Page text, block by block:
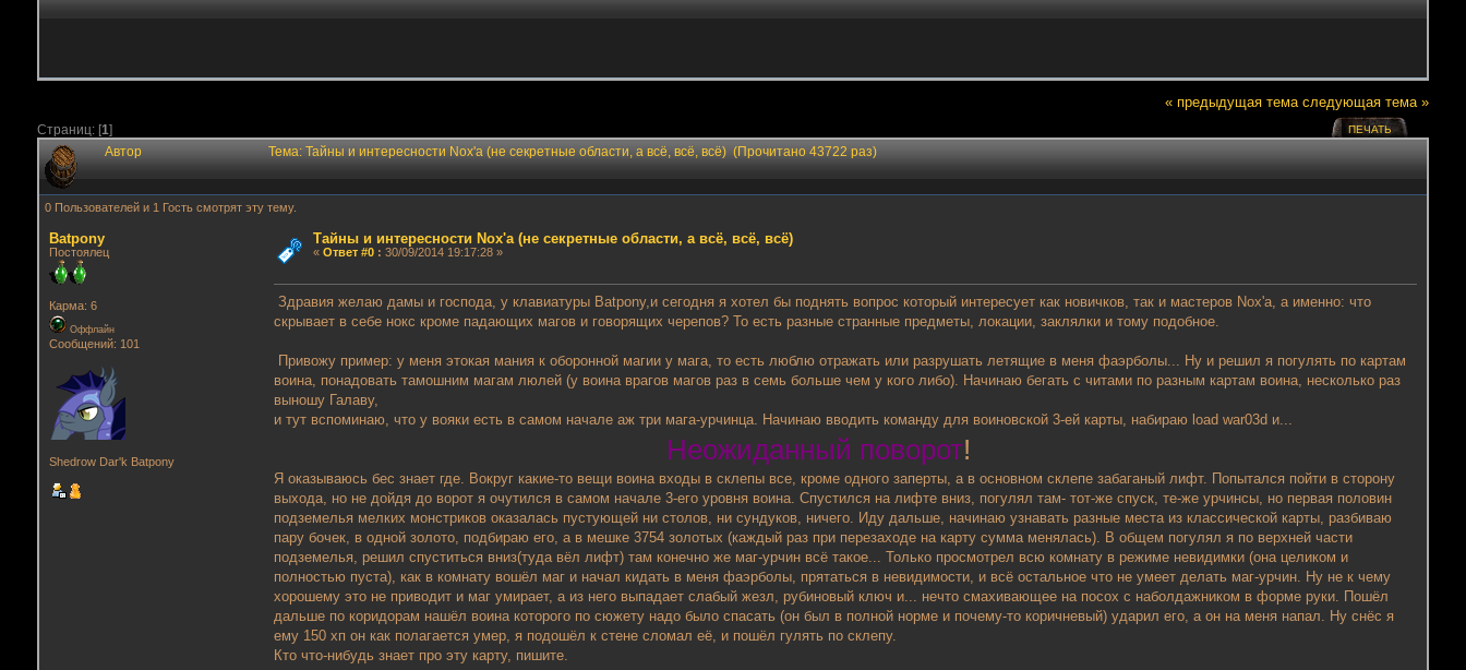
« предыдущая тема следующая тема »
Страниц: [1] ПЕЧАТЬ
Автор Тема: Тайны и интересности Nox'a (не секретные области, а всё, всё, всё) (Прочитано 43722 раз)
0 Пользователей и 1 Гость смотрят эту тему.
Batpony
Постоялец
Карма: 6
Оффлайн
Сообщений: 101
Shedrow Dar'k Batpony
Тайны и интересности Nox'a (не секретные области, а всё, всё, всё)
« Ответ #0: 30/09/2014 19:17:28 »
Здравия желаю дамы и господа, у клавиатуры Batpony,и сегодня я хотел бы поднять вопрос который интересует как новичков, так и мастеров Nox'a, а именно: что
скрывает в себе нокс кроме падающих магов и говорящих черепов? То есть разные странные предметы, локации, заклялки и тому подобное.
Привожу пример: у меня этокая мания к оборонной магии у мага, то есть люблю отражать или разрушать летящие в меня фаэрболы... Ну и решил я погулять по картам
воина, понадовать тамошним магам люлей (у воина врагов магов раз в семь больше чем у кого либо). Начинаю бегать с читами по разным картам воина, несколько раз
выношу Галаву,
и тут вспоминаю, что у вояки есть в самом начале аж три мага-урчинца. Начинаю вводить команду для воиновской 3-ей карты, набираю load war03d и...
Неожиданный поворот!
Я оказываюсь бес знает где. Вокруг какие-то вещи воина входы в склепы все, кроме одного заперты, а в основном склепе забаганый лифт. Попытался пойти в сторону
выхода, но не дойдя до ворот я очутился в самом начале 3-его уровня воина. Спустился на лифте вниз, погулял там- тот-же спуск, те-же урчинсы, но первая половин
подземелья мелких монстриков оказалась пустующей ни столов, ни сундуков, ничего. Иду дальше, начинаю узнавать разные места из классической карты, разбиваю
пару бочек, в одной золото, подбираю его, а в мешке 3754 золотых (каждый раз при перезаходе на карту сумма менялась). В общем погулял я по верхней части
подземелья, решил спуститься вниз(туда вёл лифт) там конечно же маг-урчин всё такое... Только просмотрел всю комнату в режиме невидимки (она целиком и
полностью пуста), как в комнату вошёл маг и начал кидать в меня фаэрболы, прятаться в невидимости, и всё остальное что не умеет делать маг-урчин. Ну не к чему
хорошему это не приводит и маг умирает, а из него выпадает слабый жезл, рубиновый ключ и... нечто смахивающее на посох с наболдажником в форме руки. Пошёл
дальше по коридорам нашёл воина которого по сюжету надо было спасать (он был в полной норме и почему-то коричневый) ударил его, а он на меня напал. Ну снёс я
ему 150 хп он как полагается умер, я подошёл к стене сломал её, и пошёл гулять по склепу.
Кто что-нибудь знает про эту карту, пишите.